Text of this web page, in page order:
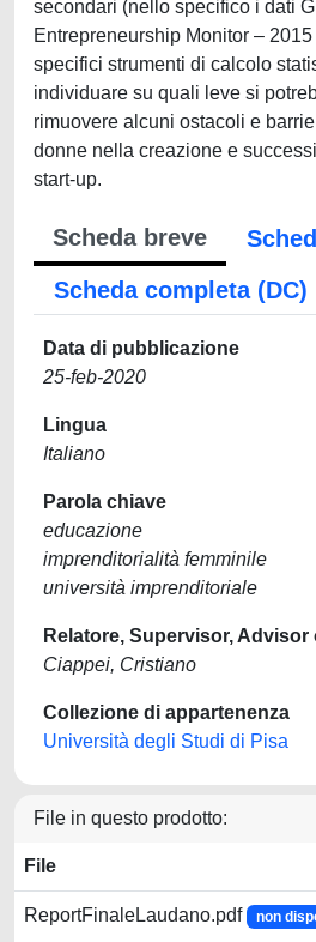
secondari (nello specifico i dati
Entrepreneurship Monitor –
specifici strumenti di calcolo
individuare su quali leve si
rimuovere alcuni ostacoli e
donne nella creazione e
start-up.
Scheda breve
Scheda completa (DC)
Data di pubblicazione
25-feb-2020
Lingua
Italiano
Parola chiave
educazione
imprenditorialità femminile
università imprenditoriale
Relatore, Supervisor, Advisor
Ciappei, Cristiano
Collezione di appartenenza
Università degli Studi di Pisa
File in questo prodotto:
File
ReportFinaleLaudano.pdf non